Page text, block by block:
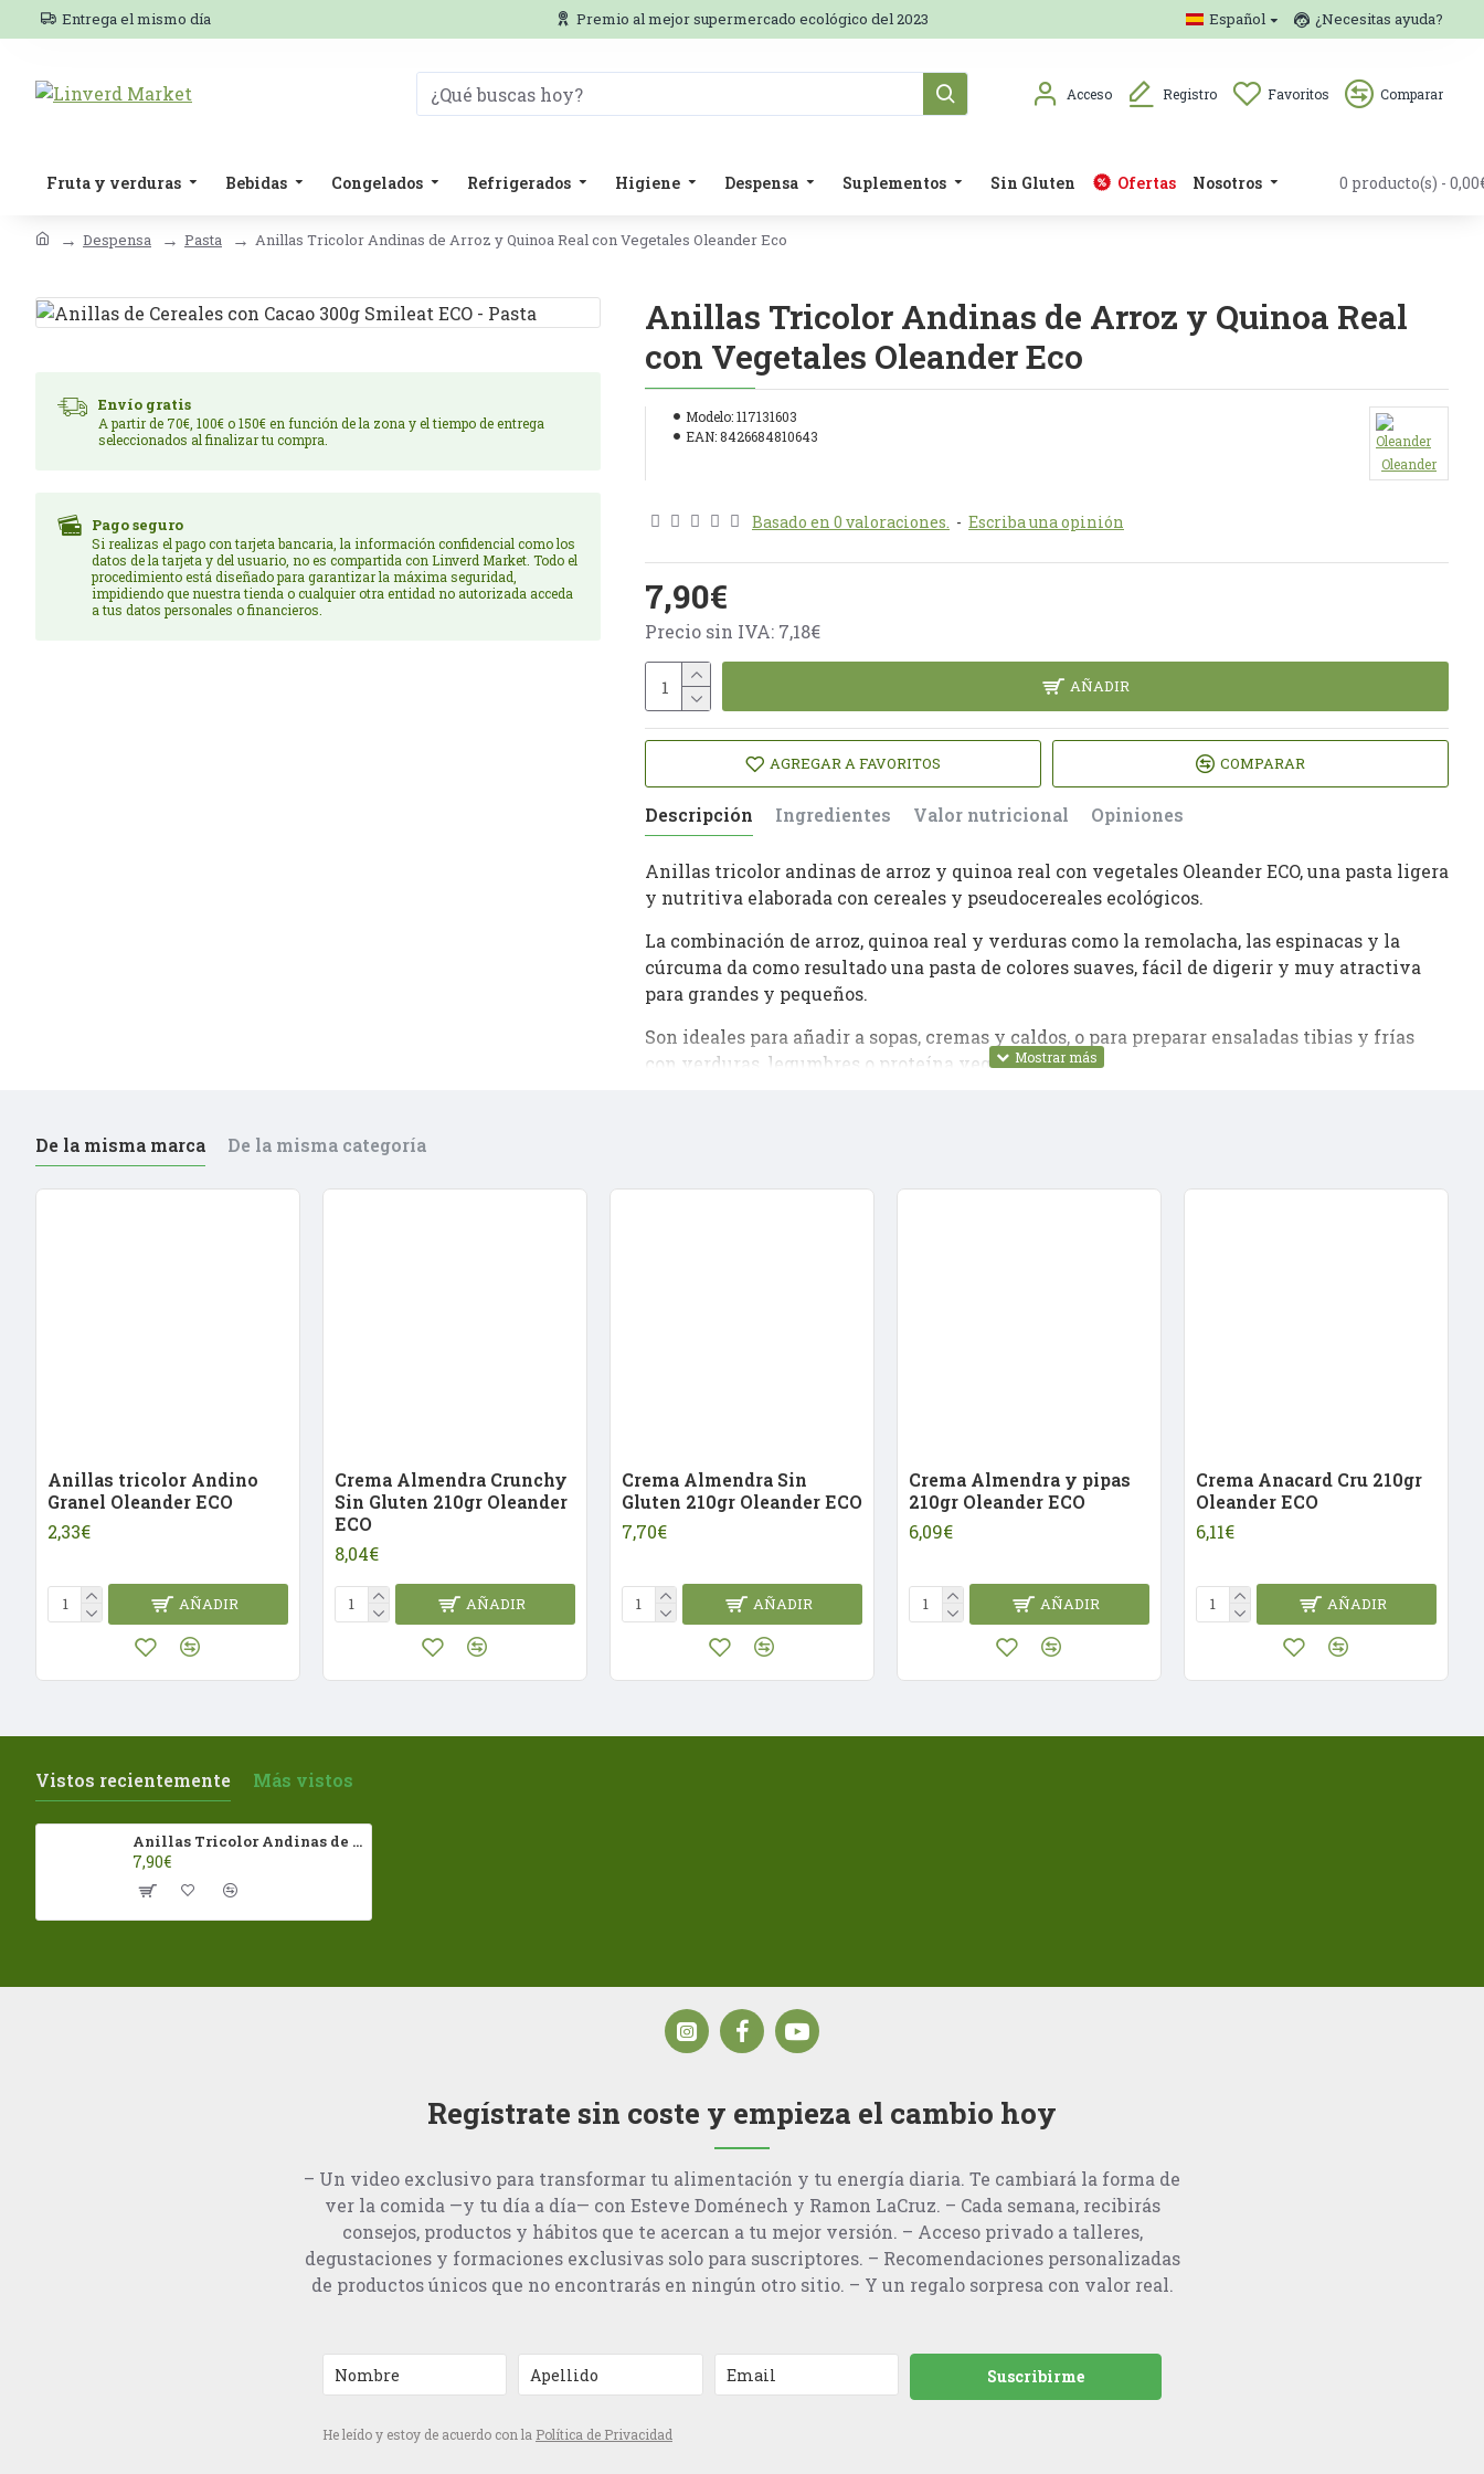
Entrega el mismo día Premio al mejor supermercado ecológico del 2023 Español ¿Necesitas ayuda?
Acceso Registro Favoritos Comparar
Fruta y verduras Bebidas Congelados Refrigerados Higiene Despensa Suplementos Sin Gluten Ofertas Nosotros 0 producto(s) -
Despensa Pasta Anillas Tricolor Andinas de Arroz y Quinoa Real con Vegetales Oleander Eco
Envío gratis
A partir de 70€, 100€ o 150€ en función de la zona y el tiempo de entrega
seleccionados al finalizar tu compra.
Pago seguro
Si realizas el pago con tarjeta bancaria, la información confidencial como los
datos de la tarjeta y del usuario, no es compartida con Linverd Market. Todo el
procedimiento está diseñado para garantizar la máxima seguridad,
impidiendo que nuestra tienda o cualquier otra entidad no autorizada acceda
a tus datos personales o financieros.
Anillas Tricolor Andinas de Arroz y Quinoa Real
con Vegetales Oleander Eco
Modelo:117131603
EAN:8426684810643
Oleander
Basado en 0 valoraciones. - Escriba una opinión
7,90€
Precio sin IVA: 7,18€
AÑADIR
AGREGAR A FAVORITOS COMPARAR
Descripción Ingredientes Valor nutricional Opiniones
Anillas tricolor andinas de arroz y quinoa real con vegetales Oleander ECO, una pasta ligera
y nutritiva elaborada con cereales y pseudocereales ecológicos.
La combinación de arroz, quinoa real y verduras como la remolacha, las espinacas y la
cúrcuma da como resultado una pasta de colores suaves, fácil de digerir y muy atractiva
para grandes y pequeños.
Son ideales para añadir a sopas, cremas y caldos, o para preparar ensaladas tibias y frías
con verduras, legumbres o proteína vegetal.
De la misma marca De la misma categoría
Anillas tricolor Andino
Granel Oleander ECO
2,33€
AÑADIR
Crema Almendra Crunchy
Sin Gluten 210gr Oleander
ECO
8,04€
AÑADIR
Crema Almendra Sin
Gluten 210gr Oleander ECO
7,70€
AÑADIR
Crema Almendra y pipas
210gr Oleander ECO
6,09€
AÑADIR
Crema Anacard Cru 210gr
Oleander ECO
6,11€
AÑADIR
Vistos recientemente Más vistos
Anillas Tricolor Andinas de Arroz y Quinoa Real con Vegetales Oleander Eco
7,90€
Regístrate sin coste y empieza el cambio hoy
– Un video exclusivo para transformar tu alimentación y tu energía diaria. Te cambiará la forma de
ver la comida —y tu día a día— con Esteve Doménech y Ramon LaCruz. – Cada semana, recibirás
consejos, productos y hábitos que te acercan a tu mejor versión. – Acceso privado a talleres,
degustaciones y formaciones exclusivas solo para suscriptores. – Recomendaciones personalizadas
de productos únicos que no encontrarás en ningún otro sitio. – Y un regalo sorpresa con valor real.
Suscribirme
He leído y estoy de acuerdo con la Política de Privacidad